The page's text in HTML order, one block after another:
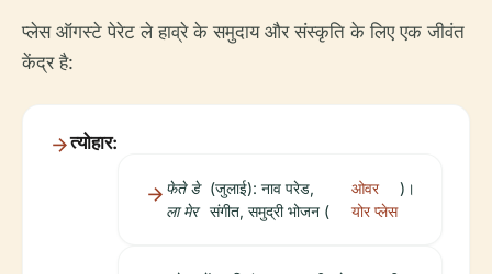
प्लेस ऑगस्टे पेरेट ले हाव्रे के समुदाय और संस्कृति के लिए एक जीवंत
केंद्र है:
त्योहार:
फेते डे
ला मेर
(जुलाई): नाव परेड,
संगीत, समुद्री भोजन (
ओवर
योर प्लेस
)।